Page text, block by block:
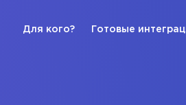
Для кого? Готовые